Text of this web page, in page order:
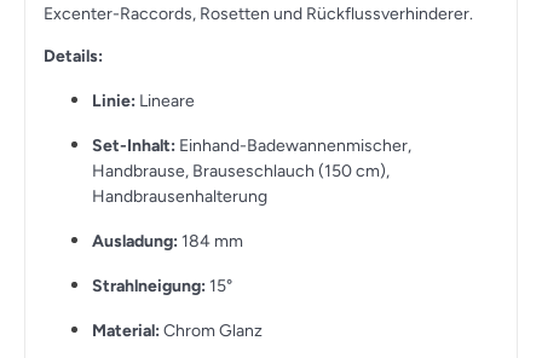
Excenter-Raccords, Rosetten und Rückflussverhinderer.
Details:
Linie: Lineare
Set-Inhalt: Einhand-Badewannenmischer,
Handbrause, Brauseschlauch (150 cm),
Handbrausenhalterung
Ausladung: 184 mm
Strahlneigung: 15°
Material: Chrom Glanz